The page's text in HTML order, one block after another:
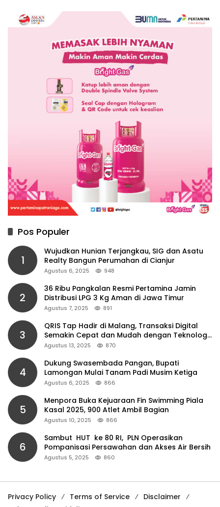
Pos Populer
1
Wujudkan Hunian Terjangkau, SIG dan Asatu
Realty Bangun Perumahan di Cianjur
Agustus 6, 2025 948
2
36 Ribu Pangkalan Resmi Pertamina Jamin
Distribusi LPG 3 Kg Aman di Jawa Timur
Agustus 7, 2025 891
3
QRIS Tap Hadir di Malang, Transaksi Digital
Semakin Cepat dan Mudah dengan Teknologi
NFC
Agustus 13, 2025 870
4
Dukung Swasembada Pangan, Bupati
Lamongan Mulai Tanam Padi Musim Ketiga
Agustus 6, 2025 866
5
Menpora Buka Kejuaraan Fin Swimming Piala
Kasal 2025, 900 Atlet Ambil Bagian
Agustus 10, 2025 866
6
Sambut HUT ke 80 RI, PLN Operasikan
Pompanisasi Persawahan dan Akses Air Bersih
Agustus 5, 2025 860
Privacy Policy Terms of Service
Disclaimer